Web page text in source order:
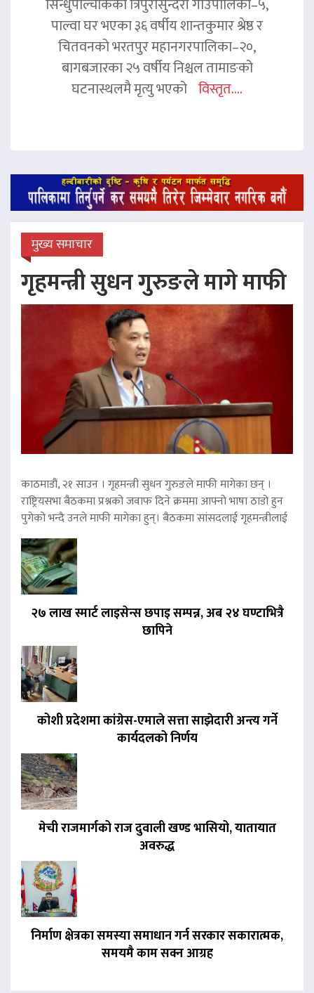
पाल्वा घर भएका ३६ वर्षीय शान्तकुमार श्रेष्ठ र
चितवनको भरतपुर महानगरपालिका–२०,
बागबजारका २५ वर्षीय निश्चल तामाङको
घटनास्थलमै मृत्यु भएको विस्तृत....
मुख्य समाचार
गृहमन्त्री सुधन गुरुङले मागे माफी
काठमाडौं, २१ साउन । गृहमन्त्री सुधन गुरुङले माफी मागेका छन् ।
राष्ट्रियसभा बैठकमा प्रश्नको जवाफ दिने क्रममा आफ्नो भाषा ठाडो हुन
पुगेको भन्दै उनले माफी मागेका हुन्। बैठकमा सांसदलाई गृहमन्त्रीलाई
२७ लाख स्मार्ट लाइसेन्स छपाइ सम्पन्न, अब २४ घण्टाभित्रै
छापिने
कोशी प्रदेशमा कांग्रेस-एमाले सत्ता साझेदारी अन्त्य गर्ने
कार्यदलको निर्णय
मेची राजमार्गको राज दुवाली खण्ड भासियो, यातायात
अवरुद्ध
निर्माण क्षेत्रका समस्या समाधान गर्न सरकार सकारात्मक,
समयमै काम सक्न आग्रह